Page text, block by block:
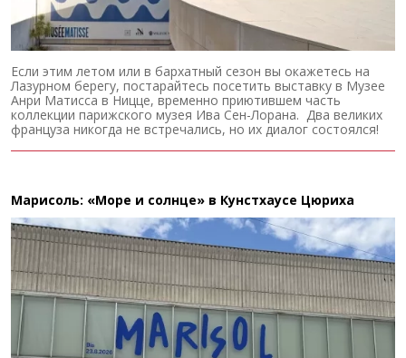
Если этим летом или в бархатный сезон вы окажетесь на
Лазурном берегу, постарайтесь посетить выставку в Музее
Анри Матисса в Ницце, временно приютившем часть
коллекции парижского музея Ива Сен-Лорана. Два великих
француза никогда не встречались, но их диалог состоялся!
Марисоль: «Море и солнце» в Кунстхаусе Цюриха